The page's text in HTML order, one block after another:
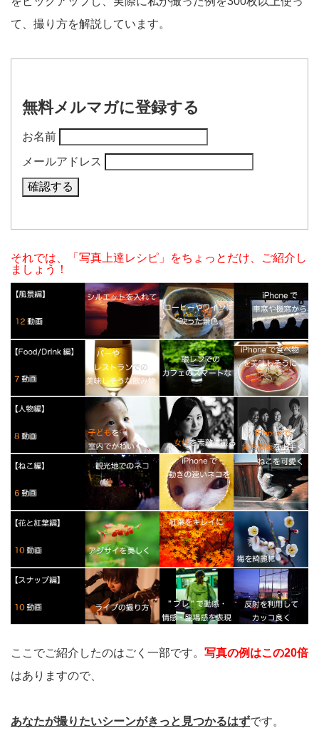
て、撮り方を解説しています。
無料メルマガに登録する
お名前
メールアドレス
それでは、「写真上達レシピ」をちょっとだけ、ご紹介し
ましょう！
ここでご紹介したのはごく一部です。 写真の例はこの20倍
はありますので、
あなたが撮りたいシーンがきっと見つかるはずです。